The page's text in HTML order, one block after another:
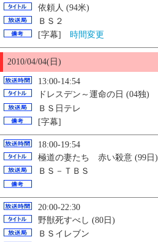
依頼人 (94米)
ＢＳ２
[字幕] 時間変更
2010/04/04(日)
13:00-14:54
ドレスデン～運命の日 (04独)
ＢＳ日テレ
[字幕]
18:00-19:54
極道の妻たち 赤い殺意 (99日)
ＢＳ－ＴＢＳ
20:00-22:30
野獣死すべし (80日)
ＢＳイレブン